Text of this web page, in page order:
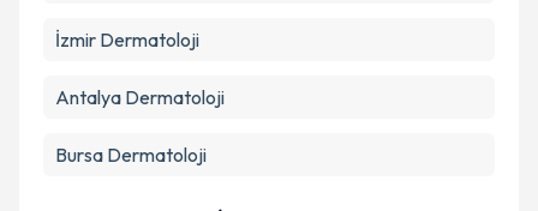
İzmir Dermatoloji
Antalya Dermatoloji
Bursa Dermatoloji